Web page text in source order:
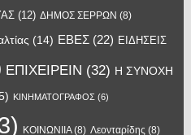
(12) ΔΗΜΟΣ ΣΕΡΡΩΝ (8)
(14) ΕΒΕΣ(22) ΕΙΔΗΣΕΙΣ
ΕΠΙΧΕΙΡΕΙΝ (32) Η ΣΥΝΟΧΗ
ΚΙΝΗΜΑΤΟΓΡΑΦΟΣ (6)
ΚΟΙΝΩΝΙΙΑ(8) Λεονταρίδης (8)